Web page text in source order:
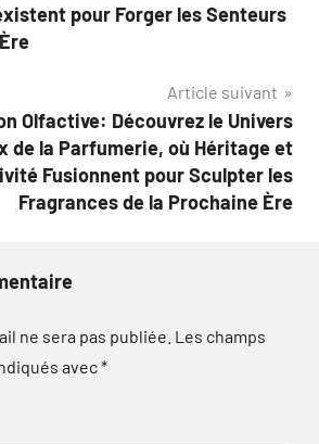
pour Forger les Senteurs
Article suivant
Olfactive: Découvrez le Univers
de la Parfumerie, où Héritage et
Fusionnent pour Sculpter les
Fragrances de la Prochaine Ère
ne sera pas publiée. Les champs
avec*